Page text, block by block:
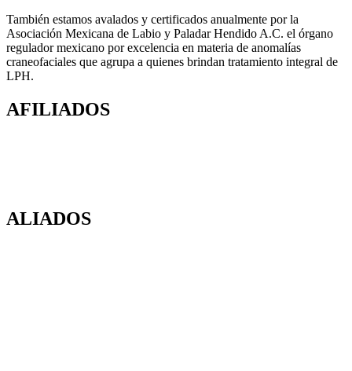
También estamos avalados y certificados anualmente por la
Asociación Mexicana de Labio y Paladar Hendido A.C. el órgano
regulador mexicano por excelencia en materia de anomalías
craneofaciales que agrupa a quienes brindan tratamiento integral de
LPH.
AFILIADOS
ALIADOS